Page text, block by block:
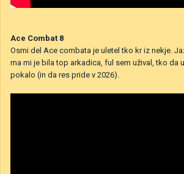
Ace Combat 8
Osmi del Ace combata je uletel tko kr iz nekje.
ma mi je bila top arkadica, ful sem užival, tko da
pokalo (in da res pride v 2026).